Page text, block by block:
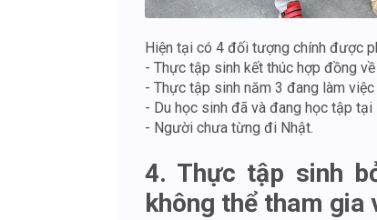
Hiện tại có 4 đối tượng chính được
- Thực tập sinh kết thúc hợp đồng
- Thực tập sinh năm 3 đang làm
- Du học sinh đã và đang học tập tại
- Người chưa từng đi Nhật.
4. Thực tập sinh
không thể tham gia